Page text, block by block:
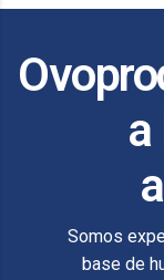
a
Somos
base de